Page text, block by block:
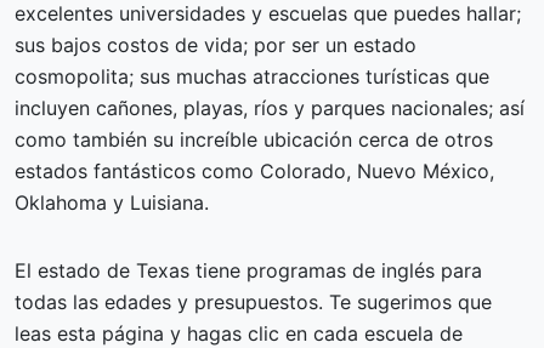
excelentes universidades y escuelas que puedes hallar;
sus bajos costos de vida; por ser un estado
cosmopolita; sus muchas atracciones turísticas que
incluyen cañones, playas, ríos y parques nacionales; así
como también su increíble ubicación cerca de otros
estados fantásticos como Colorado, Nuevo México,
Oklahoma y Luisiana.
El estado de Texas tiene programas de inglés para
todas las edades y presupuestos. Te sugerimos que
leas esta página y hagas clic en cada escuela de